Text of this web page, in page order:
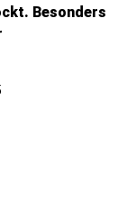
Besonders